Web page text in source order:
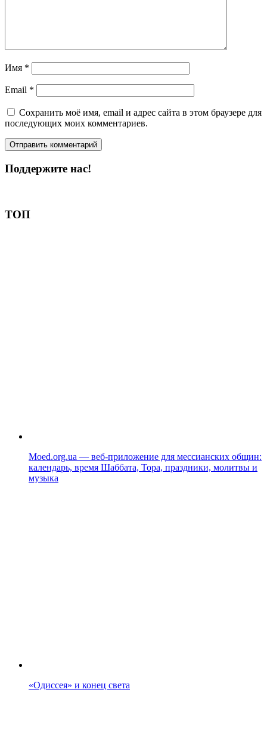
Имя *
Email *
Сохранить моё имя, email и адрес сайта в этом браузере для
последующих моих комментариев.
Поддержите нас!
ТОП
Moed.org.ua — веб-приложение для мессианских общин:
календарь, время Шаббата, Тора, праздники, молитвы и
музыка
«Одиссея» и конец света